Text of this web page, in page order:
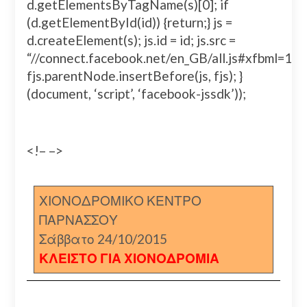
d.getElementsByTagName(s)[0]; if
(d.getElementById(id)) {return;} js =
d.createElement(s); js.id = id; js.src =
“//connect.facebook.net/en_GB/
fjs.parentNode.insertBefore(js, fjs); }
(document, ‘script’, ‘facebook-jssdk’));
<!– –>
ΧΙΟΝΟΔΡΟΜΙΚΟ ΚΕΝΤΡΟ
ΠΑΡΝΑΣΣΟΥ
Σάββατο 24/10/2015
ΚΛΕΙΣΤΟ ΓΙΑ ΧΙΟΝΟΔΡΟΜΙΑ